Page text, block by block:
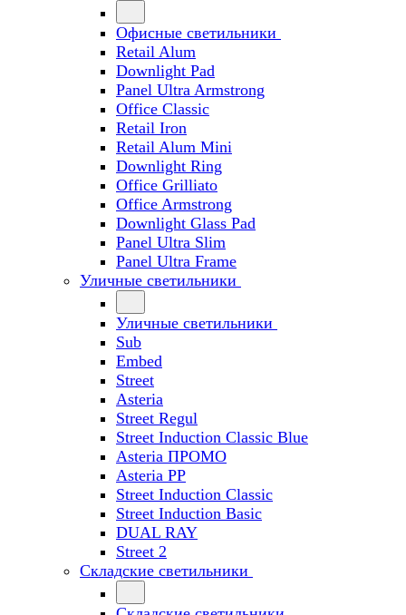
Офисные светильники
Retail Alum
Downlight Pad
Panel Ultra Armstrong
Office Classic
Retail Iron
Retail Alum Mini
Downlight Ring
Office Grilliato
Office Armstrong
Downlight Glass Pad
Panel Ultra Slim
Panel Ultra Frame
Уличные светильники
Уличные светильники
Sub
Embed
Street
Asteria
Street Regul
Street Induction Classic Blue
Asteria ПРОМО
Asteria PP
Street Induction Classic
Street Induction Basic
DUAL RAY
Street 2
Складские светильники